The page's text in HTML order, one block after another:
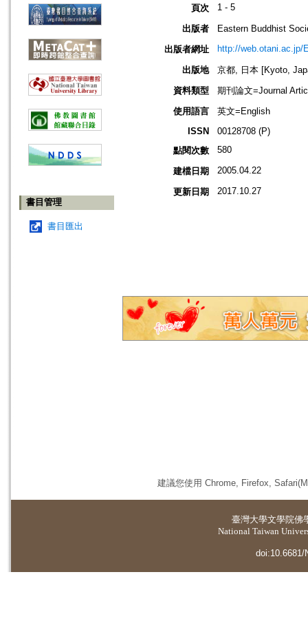
書目管理
書目匯出
頁次 1 - 5
出版者
Eastern Buddhist
出版者網址
http://web.otani.ac.jp/
出版地
京都, 日本 [Kyoto,
資料類型
期刊論文=Journal
使用語言
英文=English
ISSN
00128708 (P)
點閱次數
580
建檔日期 2005.04.22
更新日期 2017.10.27
建議您使用 Chrome, Firefox,
臺灣大學文學院佛
National Taiwan
doi:10.6681/